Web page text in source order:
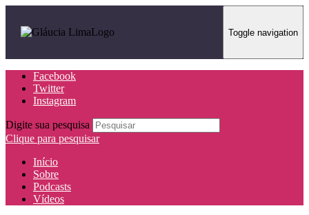
Toggle navigation
Facebook
Twitter
Instagram
Digite sua pesquisa
Clique para pesquisar
Início
Sobre
Podcasts
Vídeos